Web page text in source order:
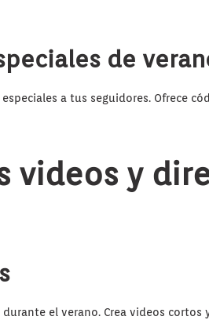
de
a tus seguidores. Ofrece
videos y
el verano. Crea videos